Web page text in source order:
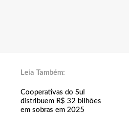
Cooperativas do Sul
distribuem R$ 32 bilhões
em sobras em 2025